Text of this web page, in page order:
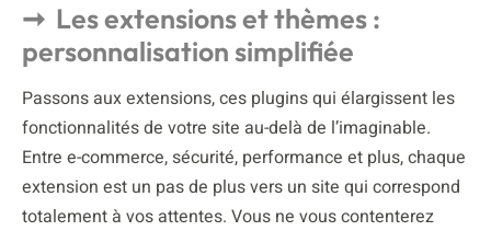
Les extensions et thèmes :
personnalisation simplifiée
Passons aux extensions, ces plugins qui élargissent les
fonctionnalités de votre site au-delà de l’imaginable.
Entre e-commerce, sécurité, performance et plus, chaque
extension est un pas de plus vers un site qui correspond
totalement à vos attentes. Vous ne vous contenterez